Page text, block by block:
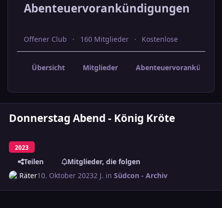
Abenteuervorankündigungen
Offener Club 160 Mitglieder Kostenlose
Übersicht Mitglieder
Donnerstag Abend - König Kröte
2023
Teilen
Mitglieder, die folgen
Räter10. Oktober 20232 J. inSüdcon - Archiv